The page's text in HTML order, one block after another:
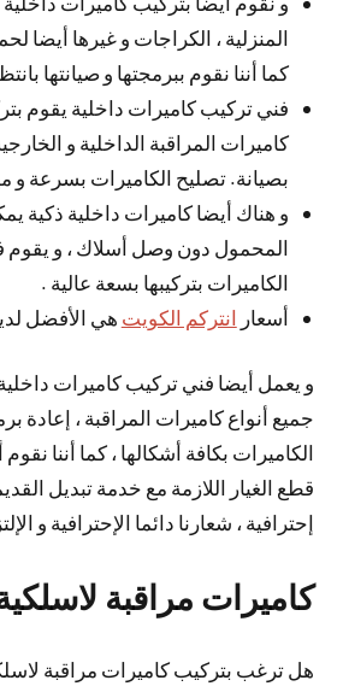
المنزلية ، الكراجات و غيرها أيضا
كما أننا نقوم ببرمجتها و صيانتها
فني تركيب كاميرات داخلية يقوم
كاميرات المراقبة الداخلية و
بصيانة. تصليح الكاميرات بسرعة و
و هناك أيضا كاميرات داخلية ذكية
المحمول دون وصل أسلاك ، و يقوم
الكاميرات بتركيبها بسعة عالية .
أسعار انتركم الكويت هي الأفضل
و يعمل أيضا فني تركيب كاميرات
جميع أنواع كاميرات المراقبة ، إعادة
الكاميرات بكافة أشكالها ، كما أننا
قطع الغيار اللازمة مع خدمة تبديل
إحترافية ، شعارنا دائما الإحترافية و
كاميرات مراقبة
هل ترغب بتركيب كاميرات مراقبة